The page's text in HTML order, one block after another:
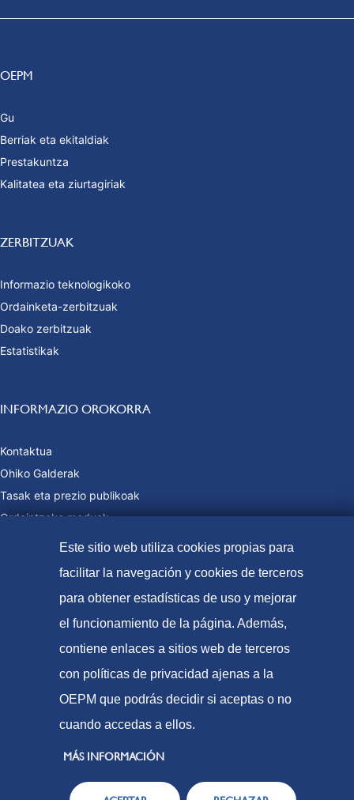
OEPM
Gu
Berriak eta ekitaldiak
Prestakuntza
Kalitatea eta ziurtagiriak
ZERBITZUAK
Informazio teknologikoko
Ordainketa-zerbitzuak
Doako zerbitzuak
Estatistikak
INFORMAZIO OROKORRA
Kontaktua
Ohiko Galderak
Tasak eta prezio publikoak
Ordaintzeko moduak
© Patente eta marken espainiako bulegoa (2021
Este sitio web utiliza cookies propias para
facilitar la navegación y cookies de terceros
para obtener estadísticas de uso y mejorar
el funcionamiento de la página. Además,
contiene enlaces a sitios web de terceros
con políticas de privacidad ajenas a la
OEPM que podrás decidir si aceptas o no
cuando accedas a ellos.
MÁS INFORMACIÓN